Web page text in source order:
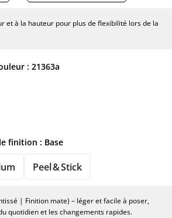
et à la hauteur pour plus de flexibilité lors de la
: 21363a
finition : Base
Peel & Stick
| Finition mate) – léger et facile à poser,
quotidien et les changements rapides.